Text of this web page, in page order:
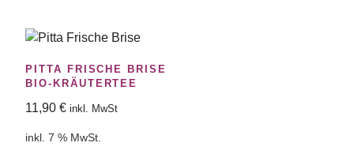
PITTA FRISCHE BRISE
BIO-KRÄUTERTEE
11,90 € inkl. MwSt
inkl. 7 % MwSt.